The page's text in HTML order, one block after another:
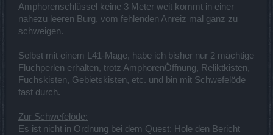
Amphorenschlüssel keine 3 Meter weit kommt in einer
nahezu leeren Burg, vom fehlenden Anreiz mal ganz zu
schweigen.
Selbst mit einem L41-Mage, habe ich bisher nur 2 mächtige
Fluchperlen erhalten, trotz AmphorenÖffnung, Reliktkisten,
Fuchskisten, Gebietskisten, etc. und bin mit Schwefelöde
fast durch.
Zur Schwefelöde:
Es ist nicht in Ordnung bei dem Quest: Hole den Bericht